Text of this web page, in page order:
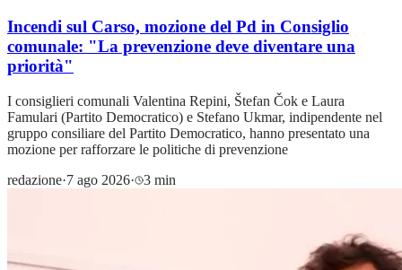
Incendi sul Carso, mozione del Pd in Consiglio
comunale: "La prevenzione deve diventare una
priorità"
I consiglieri comunali Valentina Repini, Štefan Čok e Laura
Famulari (Partito Democratico) e Stefano Ukmar, indipendente nel
gruppo consiliare del Partito Democratico, hanno presentato una
mozione per rafforzare le politiche di prevenzione
redazione·7 ago 2026· 3 min